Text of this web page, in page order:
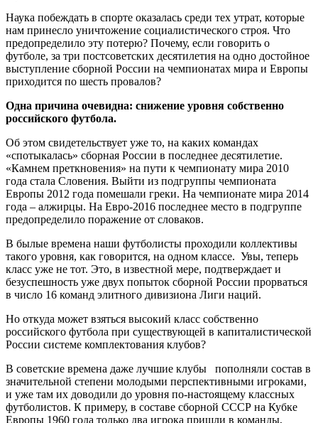
Наука побеждать в спорте оказалась среди тех утрат, которые
нам принесло уничтожение социалистического строя. Что
предопределило эту потерю? Почему, если говорить о
футболе, за три постсоветских десятилетия на одно достойное
выступление сборной России на чемпионатах мира и Европы
приходится по шесть провалов?
Одна причина очевидна: снижение уровня собственно
российского футбола.
Об этом свидетельствует уже то, на каких командах
«спотыкалась» сборная России в последнее десятилетие.
«Камнем преткновения» на пути к чемпионату мира 2010
года стала Словения. Выйти из подгруппы чемпионата
Европы 2012 года помешали греки. На чемпионате мира 2014
года – алжирцы. На Евро-2016 последнее место в подгруппе
предопределило поражение от словаков.
В былые времена наши футболисты проходили коллективы
такого уровня, как говорится, на одном классе. Увы, теперь
класс уже не тот. Это, в известной мере, подтверждает и
безуспешность уже двух попыток сборной России прорваться
в число 16 команд элитного дивизиона Лиги наций.
Но откуда может взяться высокий класс собственно
российского футбола при существующей в капиталистической
России системе комплектования клубов?
В советские времена даже лучшие клубы пополняли состав в
значительной степени молодыми перспективными игроками,
и уже там их доводили до уровня по-настоящему классных
футболистов. К примеру, в составе сборной СССР на Кубке
Европы 1960 года только два игрока пришли в команды,